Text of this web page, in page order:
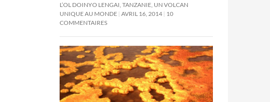
L’OL DOINYO LENGAI, TANZANIE, UN VOLCAN
UNIQUE AU MONDE AVRIL 16, 2014 10
COMMENTAIRES